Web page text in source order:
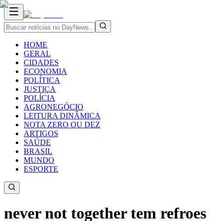
HOME
GERAL
CIDADES
ECONOMIA
POLÍTICA
JUSTIÇA
POLÍCIA
AGRONEGÓCIO
LEITURA DINÂMICA
NOTA ZERO OU DEZ
ARTIGOS
SAÚDE
BRASIL
MUNDO
ESPORTE
never not together tem refroes